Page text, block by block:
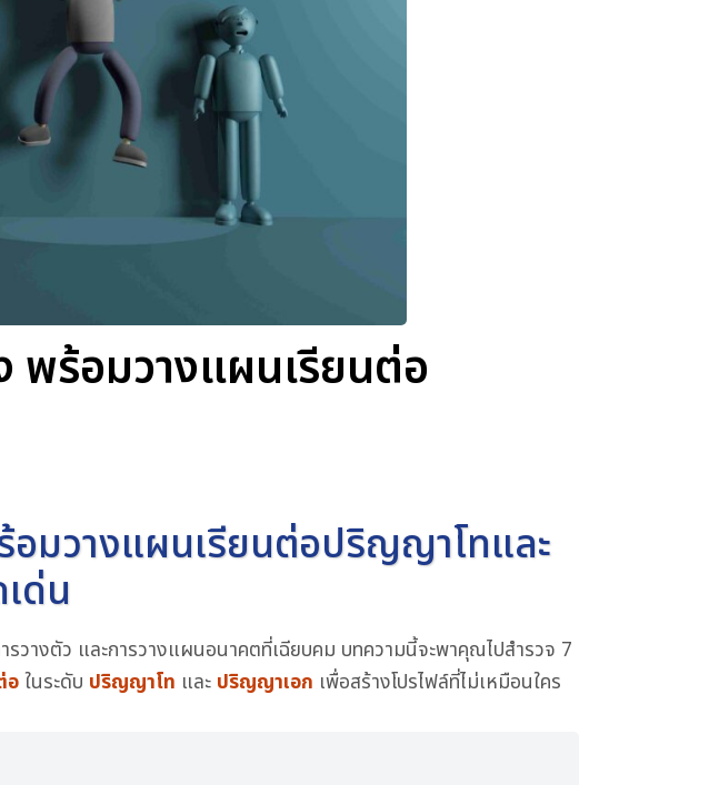
ร้อมวางแผนเรียนต่อ
มวางแผนเรียนต่อปริญญาโทและ
ด่น
วางตัว และการวางแผนอนาคตที่เฉียบคม บทความนี้จะพาคุณไปสำรวจ 7
อในระดับ ปริญญาโท และ ปริญญาเอก เพื่อสร้างโปรไฟล์ที่ไม่เหมือนใคร